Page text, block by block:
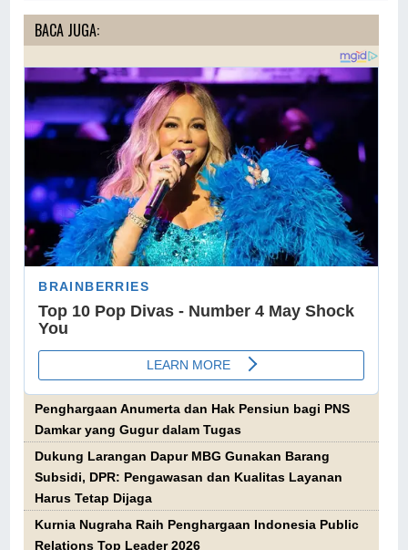
BACA JUGA:
Penghargaan Anumerta dan Hak Pensiun bagi PNS
Damkar yang Gugur dalam Tugas
Dukung Larangan Dapur MBG Gunakan Barang
Subsidi, DPR: Pengawasan dan Kualitas Layanan
Harus Tetap Dijaga
Kurnia Nugraha Raih Penghargaan Indonesia Public
Relations Top Leader 2026